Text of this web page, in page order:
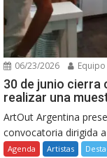
06/23/2026
30 de junio cierra
realizar una
ArtOut Argentina
convocatoria dirigida
Agenda Artistas